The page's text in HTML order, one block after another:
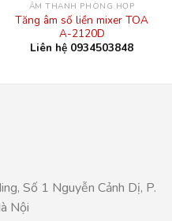
ÂM THANH PHÒNG HỌP
Tăng âm số liền mixer TOA
A-2120D
Liên hệ 0934503848
Số 1 Nguyễn Cảnh Dị, P.
Nội